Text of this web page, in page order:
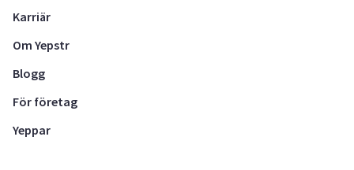
Karriär
Om Yepstr
Blogg
För företag
Yeppar